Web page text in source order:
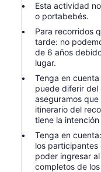
Esta actividad
o portabebés.
Para recorridos
tarde: no
de 6 años
lugar.
Tenga en
puede diferir del
aseguramos
itinerario del
tiene la
Tenga en
los participantes
poder ingresar
completos de